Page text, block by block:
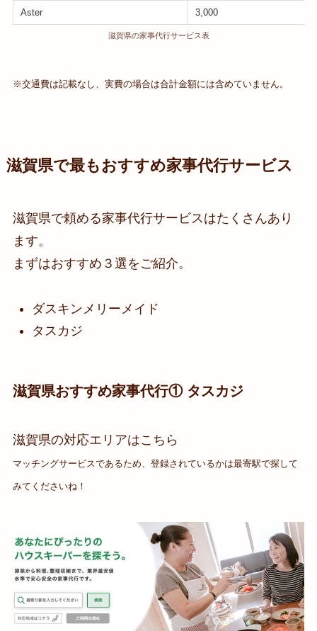
Aster 3,000
滋賀県の家事代行サービス表
※交通費は記載なし、実費の場合は合計金額には含めていません。
滋賀県で最もおすすめ家事代行サービス
滋賀県で頼める家事代行サービスはたくさんあり
ます。
まずはおすすめ３選をご紹介。
ダスキンメリーメイド
タスカジ
滋賀県おすすめ家事代行① タスカジ
滋賀県の対応エリアはこちら
マッチングサービスであるため、登録されているかは最寄駅で探して
みてくださいね！